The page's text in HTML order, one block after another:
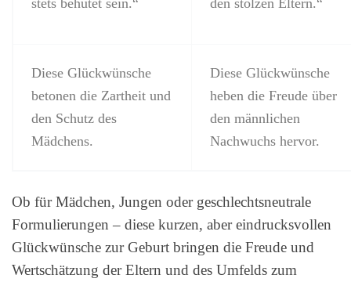
Diese Glückwünsche
betonen die Zartheit und
den Schutz des
Mädchens.
Diese Glückwünsche
heben die Freude über
den männlichen
Nachwuchs hervor.
Ob für Mädchen, Jungen oder geschlechtsneutrale
Formulierungen – diese kurzen, aber eindrucksvollen
Glückwünsche zur Geburt bringen die Freude und
Wertschätzung der Eltern und des Umfelds zum